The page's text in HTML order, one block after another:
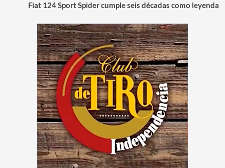
Fiat 124 Sport Spider cumple seis décadas como leyenda